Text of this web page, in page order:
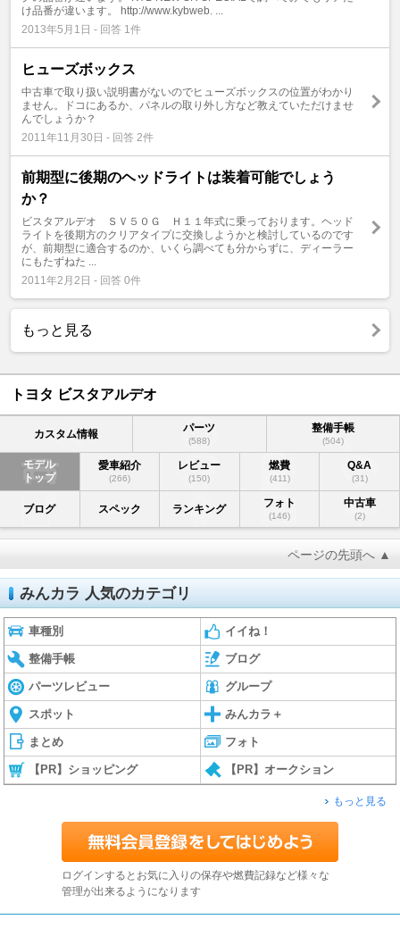
け品番が違います。 http://www.kybweb. ...
2013年5月1日 - 回答 1件
ヒューズボックス
中古車で取り扱い説明書がないのでヒューズボックスの位置がわかり
ません。ドコにあるか、パネルの取り外し方など教えていただけませ
んでしょうか？
2011年11月30日 - 回答 2件
前期型に後期のヘッドライトは装着可能でしょう
か？
ビスタアルデオ ＳＶ５０Ｇ Ｈ１１年式に乗っております。ヘッド
ライトを後期方のクリアタイプに交換しようかと検討しているのです
が、前期型に適合するのか、いくら調べても分からずに、ディーラー
にもたずねた ...
2011年2月2日 - 回答 0件
もっと見る
トヨタ ビスタアルデオ
カスタム情報 パーツ
(588)
整備手帳
(504)
モデル
トップ
愛車紹介
(266)
レビュー
(150)
燃費
(411)
Q&A
(31)
ブログ スペック ランキング フォト
(146)
中古車
(2)
ページの先頭へ ▲
みんカラ 人気のカテゴリ
車種別 イイね！
整備手帳 ブログ
パーツレビュー グループ
スポット みんカラ＋
まとめ フォト
【PR】ショッピング 【PR】オークション
もっと見る
ログインするとお気に入りの保存や燃費記録など様々な
管理が出来るようになります